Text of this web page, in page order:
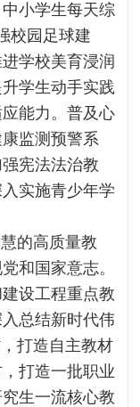
小学生每天综
校园足球建
学校美育浸润
学生动手实践
能力。普及心
监测预警系
宪法法治教
实施青少年学
的高质量教
和国家意志。
设工程重点教
总结新时代伟
打造自主教材
打造一批职业
生一流核心教